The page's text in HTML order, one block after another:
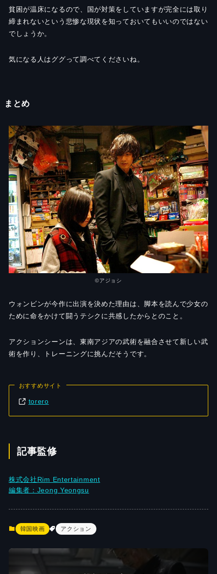
貧困が温床になるので、国が対策をしていますが完全には取り
締まれないという悲惨な現状を知っておいてもいいのではない
でしょうか。
気になる人はググって調べてくださいね。
まとめ
©️アジョシ
ウォンビンが今作に出演を決めた理由は、脚本を読んで少女の
ために命をかけて闘うテシクに共感したからとのこと。
アクションシーンは、東南アジアの武術を融合させて新しい武
術を作り、トレーニングに挑んだそうです。
おすすめサイト
torero
記事監修
株式会社Rim Entertainment
編集者：Jeong Yeongsu
韓国映画 アクション